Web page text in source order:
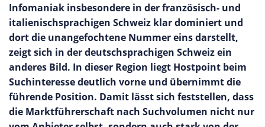
Infomaniak insbesondere in der französisch- und
italienischsprachigen Schweiz klar dominiert und
dort die unangefochtene Nummer eins darstellt,
zeigt sich in der deutschsprachigen Schweiz ein
anderes Bild. In dieser Region liegt Hostpoint beim
Suchinteresse deutlich vorne und übernimmt die
führende Position. Damit lässt sich feststellen, dass
die Marktführerschaft nach Suchvolumen nicht nur